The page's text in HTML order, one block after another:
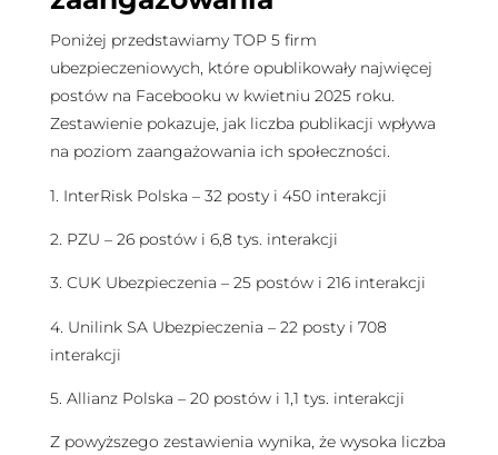
Poniżej przedstawiamy TOP 5 firm
ubezpieczeniowych, które opublikowały najwięcej
postów na Facebooku w kwietniu 2025 roku.
Zestawienie pokazuje, jak liczba publikacji wpływa
na poziom zaangażowania ich społeczności.
1. InterRisk Polska – 32 posty i 450 interakcji
2. PZU – 26 postów i 6,8 tys. interakcji
3. CUK Ubezpieczenia – 25 postów i 216 interakcji
4. Unilink SA Ubezpieczenia – 22 posty i 708
interakcji
5. Allianz Polska – 20 postów i 1,1 tys. interakcji
Z powyższego zestawienia wynika, że wysoka liczba